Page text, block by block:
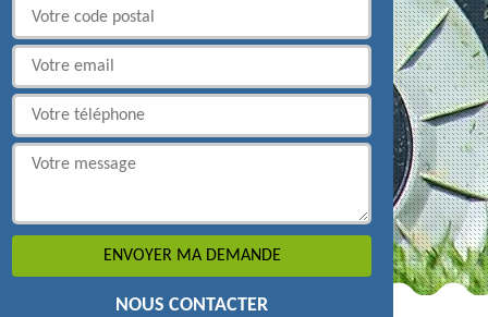
NOUS CONTACTER